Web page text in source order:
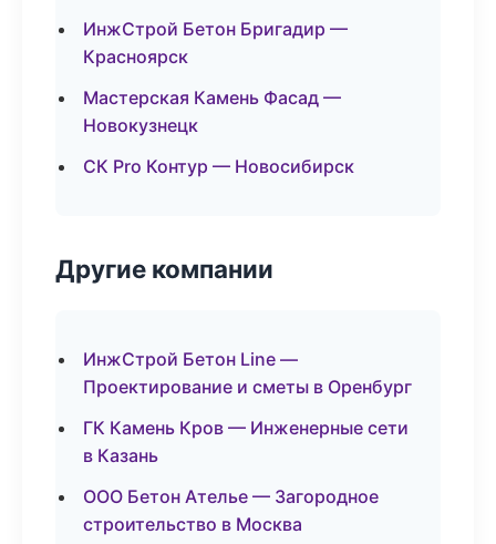
ИнжСтрой Бетон Бригадир —
Красноярск
Мастерская Камень Фасад —
Новокузнецк
СК Pro Контур — Новосибирск
Другие компании
ИнжСтрой Бетон Line —
Проектирование и сметы в Оренбург
ГК Камень Кров — Инженерные сети
в Казань
ООО Бетон Ателье — Загородное
строительство в Москва